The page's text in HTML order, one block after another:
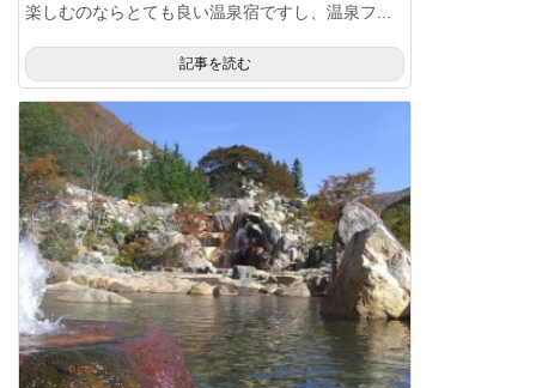
楽しむのならとても良い温泉宿ですし、温泉フ...
記事を読む